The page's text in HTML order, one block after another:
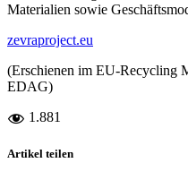
Materialien sowie
zevraproject.eu
(Erschienen im EU-Recycling
EDAG)
1.881
Artikel teilen